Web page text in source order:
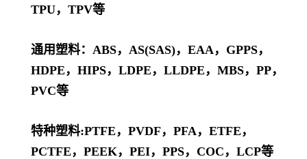
TPU，TPV等
通用塑料：ABS，AS(SAS)，EAA，GPPS，
HDPE，HIPS，LDPE，LLDPE，MBS，PP，
PVC等
特种塑料:PTFE，PVDF，PFA，ETFE，
PCTFE，PEEK，PEI，PPS，COC，LCP等